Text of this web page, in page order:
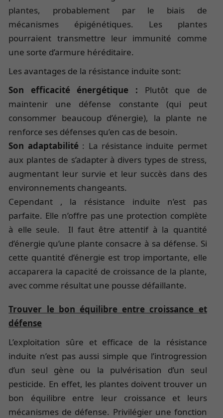
plantes, probablement par le biais de
mécanismes épigénétiques. Les plantes
pourraient transmettre leur immunité comme
une sorte d’armure héréditaire.
Les avantages de la résistance induite sont:
Son efficacité énergétique : Plutôt que de
maintenir une défense constante (qui peut
consommer beaucoup d’énergie), la plante ne
renforce ses défenses qu’en cas de besoin.
Son adaptabilité: La résistance induite permet
aux plantes de s’adapter à divers types de stress,
augmentant leur survie et leur succès dans des
environnements changeants.
Cependant , la résistance induite n’est pas
parfaite. Elle n’offre pas une protection complète
à elle seule. Il faut être attentif à la quantité
d’énergie qu’une plante consacre à sa défense. Si
cette quantité d’énergie est trop importante, elle
accaparera la capacité de croissance de la plante,
avec comme résultat une pousse défaillante.
Trouver le bon équilibre entre croissance et
défense
L’exploitation sûre et efficace de la résistance
induite n’est pas aussi simple que l’introgression
d’un seul gène ou la pulvérisation d’un seul
pesticide. En effet, les plantes doivent trouver un
bon équilibre entre leur croissance et leurs
mécanismes de défense. Privilégier une fonction